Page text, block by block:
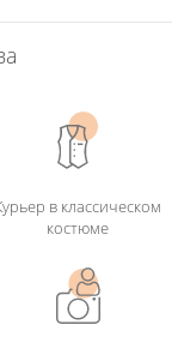
в классическом
костюме